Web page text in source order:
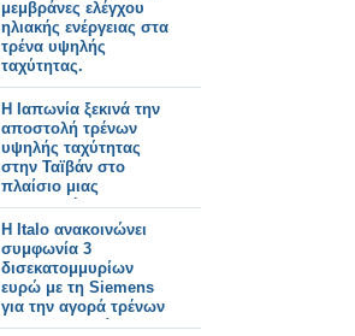
μεμβράνες ελέγχου
ηλιακής ενέργειας στα
τρένα υψηλής
ταχύτητας.
Η Ιαπωνία ξεκινά την
αποστολή τρένων
υψηλής ταχύτητας
στην Ταϊβάν στο
πλαίσιο μιας
σημαντικής
σιδηροδρομικής
παραγγελίας.
Η Italo ανακοινώνει
συμφωνία 3
δισεκατομμυρίων
ευρώ με τη Siemens
για την αγορά τρένων
για τη Γερμανία.